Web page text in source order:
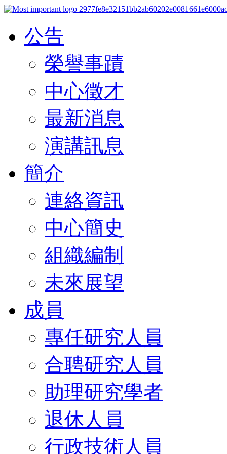
公告
榮譽事蹟
中心徵才
最新消息
演講訊息
簡介
連絡資訊
中心簡史
組織編制
未來展望
成員
專任研究人員
合聘研究人員
助理研究學者
退休人員
行政技術人員